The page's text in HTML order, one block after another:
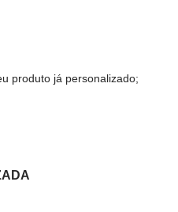
produto já personalizado;